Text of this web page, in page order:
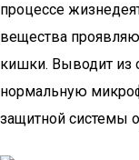
процессе
вещества
кишки. Выводит из
нормальную
защитной системы